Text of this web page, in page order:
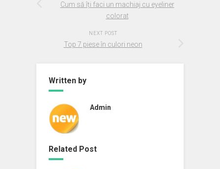
Cum să îți faci un machiaj cu eyeliner
colorat
NEXT POST
Top 7 piese în culori neon
Written by
Admin
Related Post